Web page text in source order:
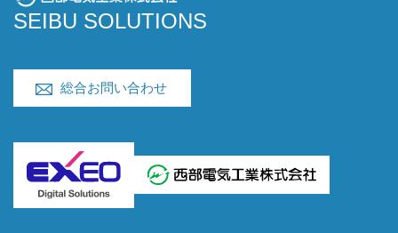
SEIBU SOLUTIONS
総合お問い合わせ